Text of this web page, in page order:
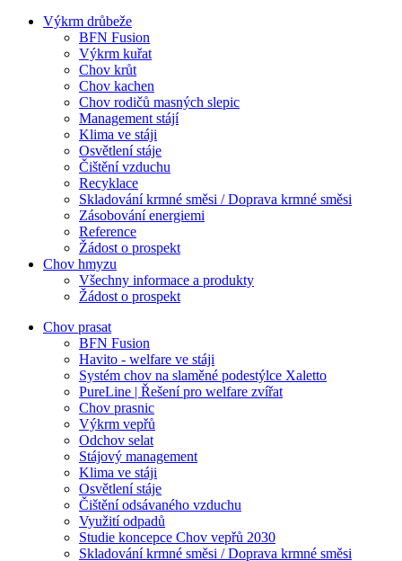
Výkrm drůbeže
BFN Fusion
Výkrm kuřat
Chov krůt
Chov kachen
Chov rodičů masných slepic
Management stájí
Klima ve stáji
Osvětlení stáje
Čištění vzduchu
Recyklace
Skladování krmné směsi / Doprava krmné směsi
Zásobování energiemi
Reference
Žádost o prospekt
Chov hmyzu
Všechny informace a produkty
Žádost o prospekt
Chov prasat
BFN Fusion
Havito - welfare ve stáji
Systém chov na slaměné podestýlce Xaletto
PureLine | Řešení pro welfare zvířat
Chov prasnic
Výkrm vepřů
Odchov selat
Stájový management
Klima ve stáji
Osvětlení stáje
Čištění odsávaného vzduchu
Využití odpadů
Studie koncepce Chov vepřů 2030
Skladování krmné směsi / Doprava krmné směsi